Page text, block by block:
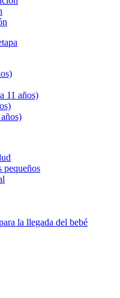
11 años)
pequeños
la llegada del bebé